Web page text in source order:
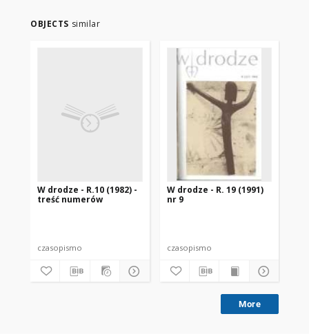
OBJECTS similar
W drodze - R.10 (1982) -
treść numerów
czasopismo
W drodze - R. 19 (1991)
nr 9
czasopismo
More